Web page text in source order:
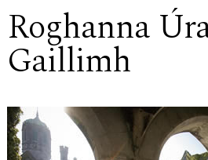
Roghanna
Gaillimh